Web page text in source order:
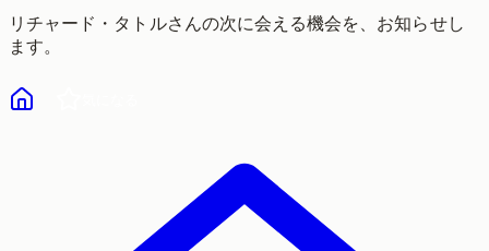
リチャード・タトルさんの次に会える機会を、お知らせし
ます。